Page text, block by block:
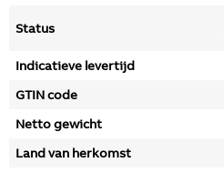
Status
Indicatieve levertijd
GTIN code
Netto gewicht
Land van herkomst